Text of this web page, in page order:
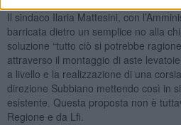
Il sindaco Ilaria Mattesini, con
barricata dietro un semplice no alla
soluzione “tutto ciò si potrebbe
attraverso il montaggio di aste
a livello e la realizzazione di una
direzione Subbiano mettendo così in
esistente. Questa proposta non è
Regione e da Lfi.